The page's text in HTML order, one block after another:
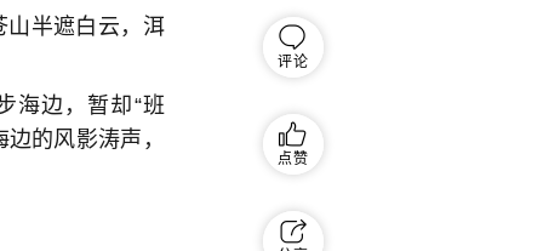
半遮白云，洱
边，暂却“班
的风影涛声，
评论
点赞